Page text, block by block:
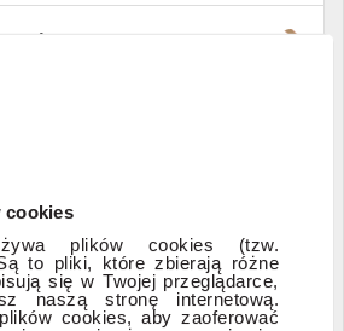
cookies
plików cookies (tzw.
to pliki, które zbierają różne
się w Twojej przeglądarce,
naszą stronę internetową.
cookies, aby zaoferować